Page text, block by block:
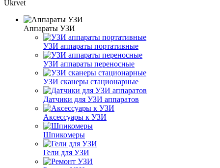
Ukrvet
Аппараты УЗИ
УЗИ аппараты портативные
УЗИ аппараты переносные
УЗИ сканеры стационарные
Датчики для УЗИ аппаратов
Аксессуары к УЗИ
Шпикомеры
Гели для УЗИ